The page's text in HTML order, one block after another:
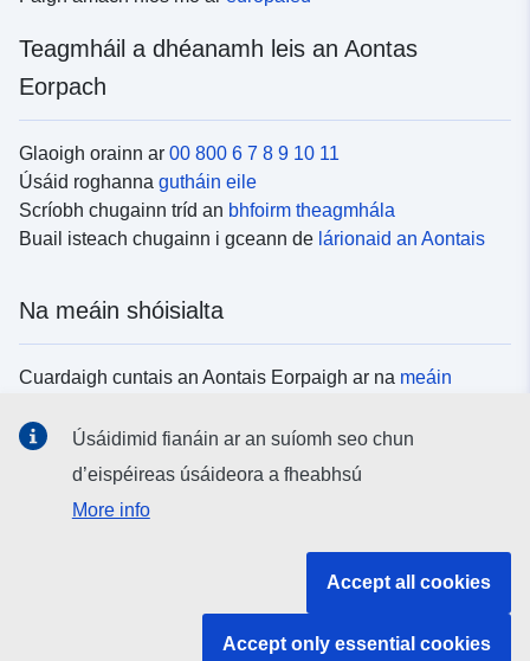
Teagmháil a dhéanamh leis an Aontas
Eorpach
Glaoigh orainn ar 00 800 6 7 8 9 10 11
Úsáid roghanna gutháin eile
Scríobh chugainn tríd an bhfoirm theagmhála
Buail isteach chugainn i gceann de lárionaid an Aontais
Na meáin shóisialta
Cuardaigh cuntais an Aontais Eorpaigh ar na meáin
Úsáidimid fianáin ar an suíomh seo chun
d’eispéireas úsáideora a fheabhsú
More info
Accept all cookies
Accept only essential cookies